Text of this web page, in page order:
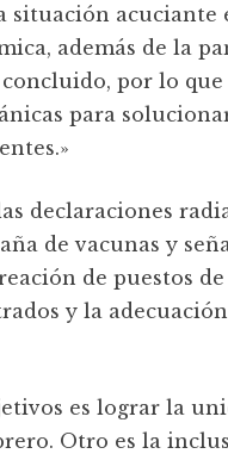
situación acuciante
además de la
por lo que
para
declaraciones
de vacunas y
de puestos de
y la
es lograr la
Otro es la